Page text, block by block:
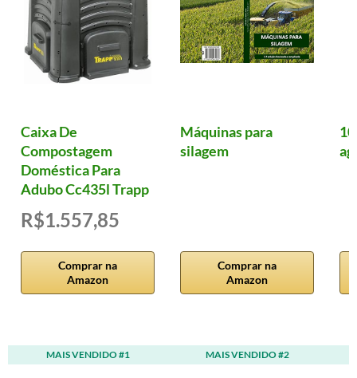
Caixa De
Compostagem
Doméstica Para
Adubo Cc435l Trapp
R$1.557,85
Comprar na
Amazon
Máquinas para
silagem
Comprar na
Amazon
MAIS VENDIDO #1 MAIS VENDIDO #2